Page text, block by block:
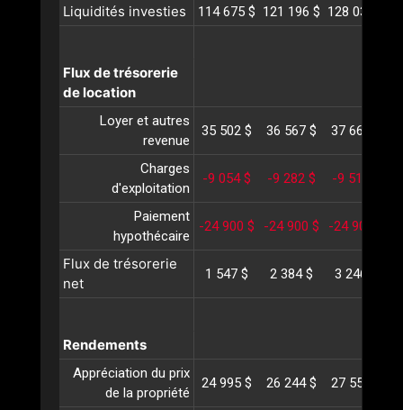
Liquidités investies 114 675 $ 121 196 $ 128 031 $
Flux de trésorerie
de location
Loyer et autres
revenue
35 502 $ 36 567 $ 37 664 $
Charges
d'exploitation
-9 054 $ -9 282 $ -9 517 $
Paiement
hypothécaire
-24 900 $ -24 900 $ -24 900 $
Flux de trésorerie
net
1 547 $ 2 384 $ 3 246 $
Rendements
Appréciation du prix
de la propriété
24 995 $ 26 244 $ 27 556 $